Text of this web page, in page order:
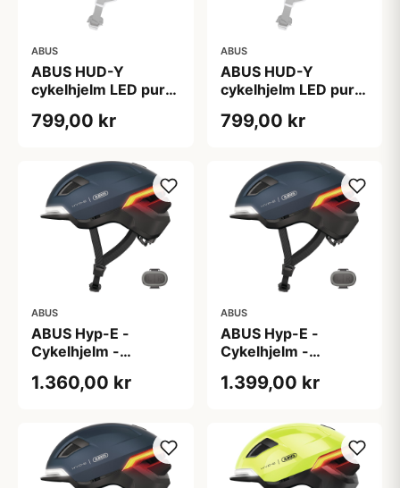
ABUS
ABUS HUD-Y
cykelhjelm LED pure
799,00 kr
ABUS
ABUS HUD-Y
cykelhjelm LED pure
799,00 kr
ABUS
ABUS Hyp-E -
Cykelhjelm -
/ 57-61 cm
1.360,00 kr
ABUS
ABUS Hyp-E -
Cykelhjelm -
M / 54-58 cm
1.399,00 kr